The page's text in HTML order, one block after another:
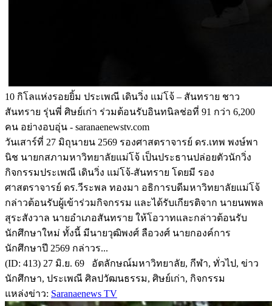
10 กิโลแห่งรอยยิ้ม ประเพณี เดินวิ่ง แม่โจ้ – สันทราย ชาว
สันทราย รุ่นพี่ ศิษย์เก่า ร่วมต้อนรับอินทนิลช่อที่ 91 กว่า 6,200
คน อย่างอบอุ่น - saranaenewstv.com
วันเสาร์ที่ 27 มิถุนายน 2569 รองศาสตราจารย์ ดร.เทพ พงษ์พา
นิช นายกสภามหาวิทยาลัยแม่โจ้ เป็นประธานปล่อยตัวนักวิ่ง
กิจกรรมประเพณี เดินวิ่ง แม่โจ้-สันทราย โดยมี รอง
ศาสตราจารย์ ดร.วีระพล ทองมา อธิการบดีมหาวิทยาลัยแม่โจ้
กล่าวต้อนรับผู้เข้าร่วมกิจกรรม และได้รับเกียรติจาก นายนพพล
สุระสังวาล นายอำเภอสันทราย ให้โอวาทและกล่าวต้อนรับ
นักศึกษาใหม่ ทั้งนี้ มีนายวุฒิพงศ์ ลือวงศ์ นายกองค์การ
นักศึกษาปี 2569 กล่าวร...
(ID: 413) 27 มิ.ย. 69 อัตลักษณ์มหาวิทยาลัย, กีฬา, ทั่วไป, ข่าว
นักศึกษา, ประเพณี ศิลปวัฒนธรรม, ศิษย์เก่า, กิจกรรม
แหล่งข่าว: Saranaenews TV